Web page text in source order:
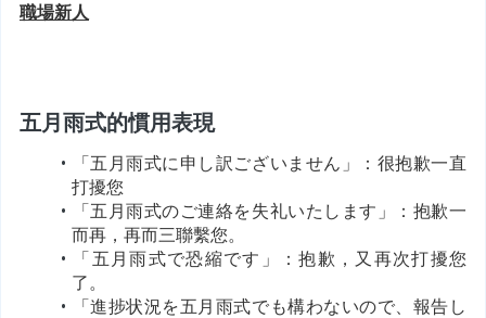
職場新人
五月雨式的慣用表現
「五月雨式に申し訳ございません」：很抱歉一直
打擾您
「五月雨式のご連絡を失礼いたします」：抱歉一
而再，再而三聯繫您。
﻿「五月雨式で恐縮です」：抱歉，又再次打擾您
了。
「進捗状況を五月雨式でも構わないので、報告し